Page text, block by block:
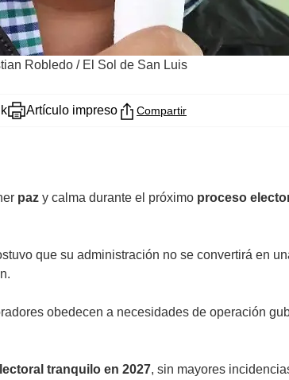
Robledo / El Sol de San Luis
Artículo impreso Compartir
paz y calma durante el próximo proceso
que su administración no se convertirá en
obedecen a necesidades de operación
tranquilo en 2027, sin mayores